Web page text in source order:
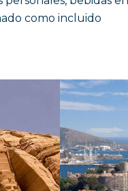
como incluido